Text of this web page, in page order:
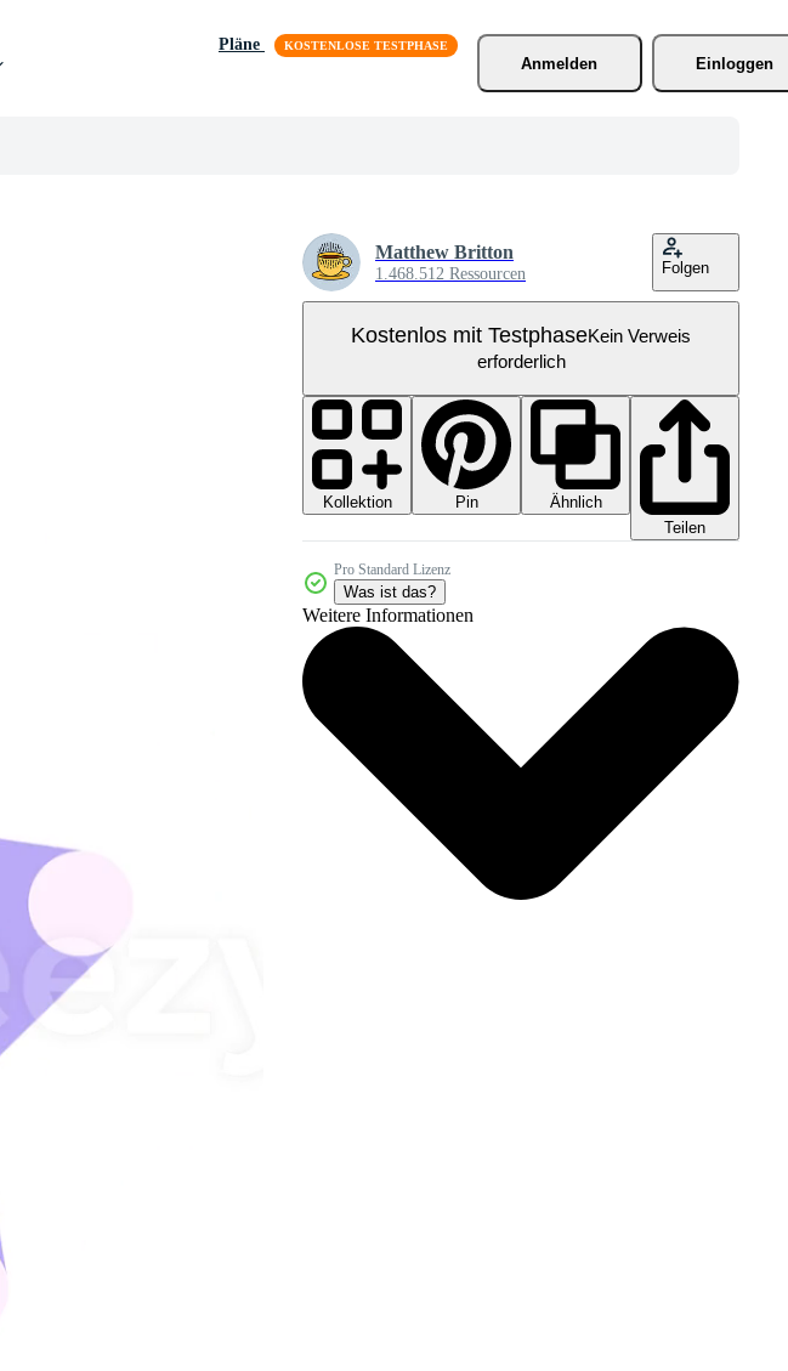
Pläne
Anmelden
Einloggen
Matthew Britton
1.468.512 Ressourcen Folgen
Kostenlos mit TestphaseKein Verweis
erforderlich
Kollektion Pin
Ähnlich
Teilen
Pro Standard Lizenz
Was ist das?
Weitere Informationen